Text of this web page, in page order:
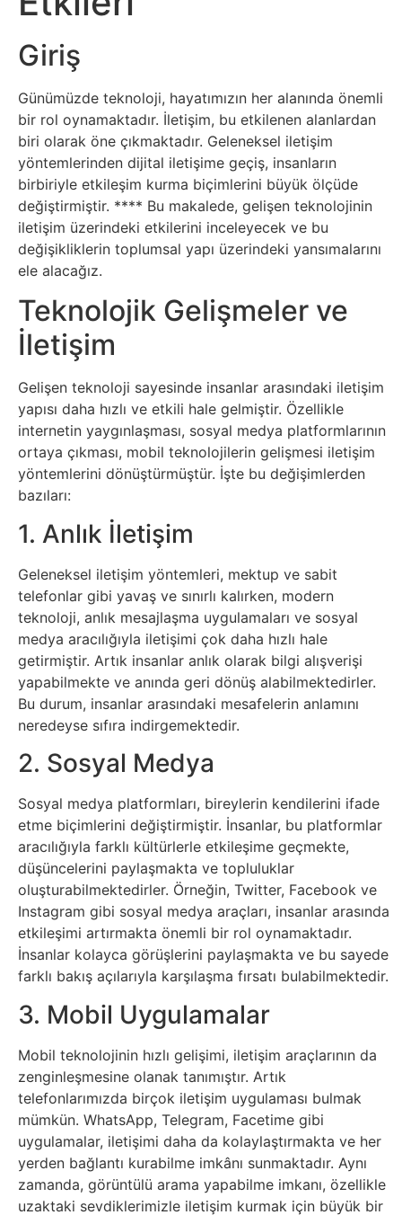
Sosyal
Medyalar
Din
Dokümanlar
Domain
Download
E-
Devlet
Eğitim
Elektronik
Cihazlar
Facebook
Felsefe
Finans
Genel
Gezi
Gizem
Grafik
&
Tasarım
Güvenlik
Haber
Hayvanlar
Hosting
Hukuk
İnstagram
Giriş
Günümüzde teknoloji, hayatımızın her alanında önemli
bir rol oynamaktadır. İletişim, bu etkilenen alanlardan
biri olarak öne çıkmaktadır. Geleneksel iletişim
yöntemlerinden dijital iletişime geçiş, insanların
birbiriyle etkileşim kurma biçimlerini büyük ölçüde
değiştirmiştir. ** ** Bu makalede, gelişen teknolojinin
iletişim üzerindeki etkilerini inceleyecek ve bu
değişikliklerin toplumsal yapı üzerindeki yansımalarını
ele alacağız.
Teknolojik Gelişmeler ve
İletişim
Gelişen teknoloji sayesinde insanlar arasındaki iletişim
yapısı daha hızlı ve etkili hale gelmiştir. Özellikle
internetin yaygınlaşması, sosyal medya platformlarının
ortaya çıkması, mobil teknolojilerin gelişmesi iletişim
yöntemlerini dönüştürmüştür. İşte bu değişimlerden
bazıları:
1. Anlık İletişim
Geleneksel iletişim yöntemleri, mektup ve sabit
telefonlar gibi yavaş ve sınırlı kalırken, modern
teknoloji, anlık mesajlaşma uygulamaları ve sosyal
medya aracılığıyla iletişimi çok daha hızlı hale
getirmiştir. Artık insanlar anlık olarak bilgi alışverişi
yapabilmekte ve anında geri dönüş alabilmektedirler.
Bu durum, insanlar arasındaki mesafelerin anlamını
neredeyse sıfıra indirgemektedir.
2. Sosyal Medya
Sosyal medya platformları, bireylerin kendilerini ifade
etme biçimlerini değiştirmiştir. İnsanlar, bu platformlar
aracılığıyla farklı kültürlerle etkileşime geçmekte,
düşüncelerini paylaşmakta ve topluluklar
oluşturabilmektedirler. Örneğin, Twitter, Facebook ve
Instagram gibi sosyal medya araçları, insanlar arasında
etkileşimi artırmakta önemli bir rol oynamaktadır.
İnsanlar kolayca görüşlerini paylaşmakta ve bu sayede
farklı bakış açılarıyla karşılaşma fırsatı bulabilmektedir.
3. Mobil Uygulamalar
Mobil teknolojinin hızlı gelişimi, iletişim araçlarının da
zenginleşmesine olanak tanımıştır. Artık
telefonlarımızda birçok iletişim uygulaması bulmak
mümkün. WhatsApp, Telegram, Facetime gibi
uygulamalar, iletişimi daha da kolaylaştırmakta ve her
yerden bağlantı kurabilme imkânı sunmaktadır. Aynı
zamanda, görüntülü arama yapabilme imkanı, özellikle
uzaktaki sevdiklerimizle iletişim kurmak için büyük bir